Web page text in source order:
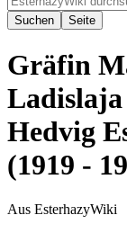
Gräfin
Ladislaja
Hedvig
(1919 -
Aus EsterhazyWiki